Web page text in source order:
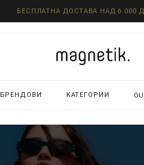
БЕСПЛАТНА ДОСТАВА НАД 6.000
БРЕНДОВИ КАТЕГОРИИ